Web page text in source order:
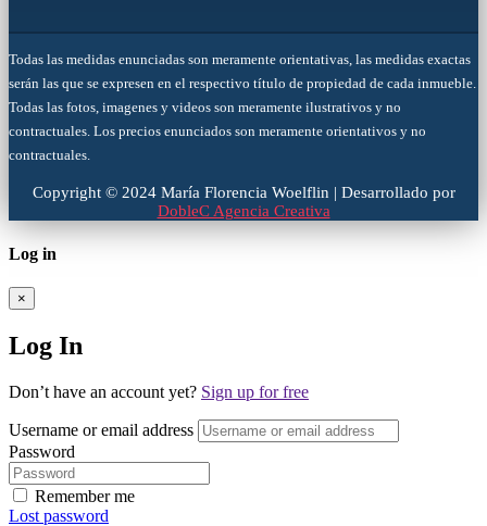
Todas las medidas enunciadas son meramente orientativas, las medidas exactas
serán las que se expresen en el respectivo título de propiedad de cada inmueble.
Todas las fotos, imagenes y videos son meramente ilustrativos y no
contractuales. Los precios enunciados son meramente orientativos y no
contractuales.
Copyright © 2024 María Florencia Woelflin | Desarrollado por
DobleC Agencia Creativa
Log in
×
Log In
Don’t have an account yet? Sign up for free
Username or email address
Password
Remember me
Lost password